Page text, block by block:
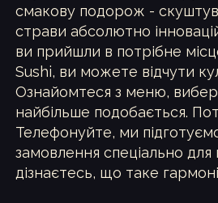
смакову подорож -
страви абсолютно
ви прийшли в потрібне
Sushi, ви можете відчути
Ознайомтеся з меню,
найбільше подобається.
Телефонуйте, ми
замовлення спеціально для
дізнаєтесь, що таке